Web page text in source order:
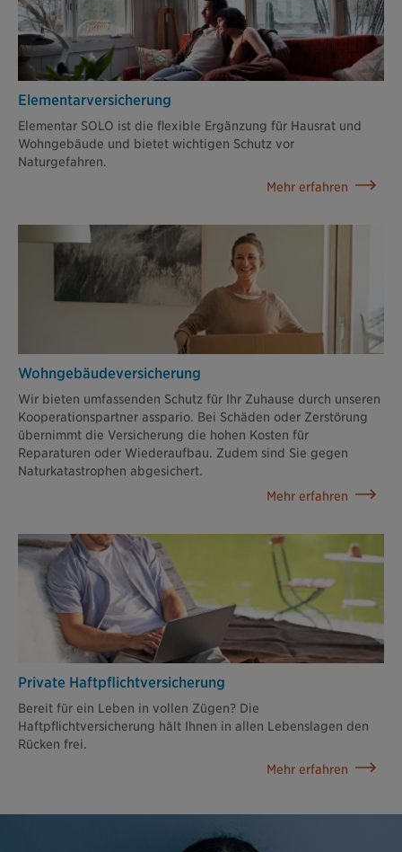
Elementar­versicherung
Elementar SOLO ist die flexible Ergänzung für Hausrat und
Wohngebäude und bietet wichtigen Schutz vor
Naturgefahren.
Mehr erfahren
Wohngebäude­versicherung
Wir bieten umfassenden Schutz für Ihr Zuhause durch unseren
Kooperationspartner asspario. Bei Schäden oder Zerstörung
übernimmt die Versicherung die hohen Kosten für
Reparaturen oder Wiederaufbau. Zudem sind Sie gegen
Naturkatastrophen abgesichert.
Mehr erfahren
Private Haftpflicht­versicherung
Bereit für ein Leben in vollen Zügen? Die
Haftpflichtversicherung hält Ihnen in allen Lebenslagen den
Rücken frei.
Mehr erfahren